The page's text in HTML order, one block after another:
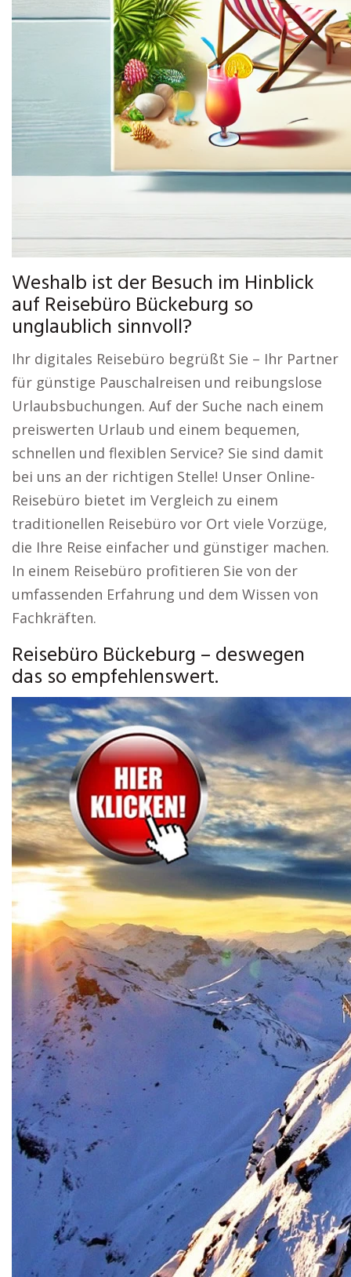
Weshalb ist der Besuch im Hinblick
auf Reisebüro Bückeburg so
unglaublich sinnvoll?
Ihr digitales Reisebüro begrüßt Sie – Ihr Partner
für günstige Pauschalreisen und reibungslose
Urlaubsbuchungen. Auf der Suche nach einem
preiswerten Urlaub und einem bequemen,
schnellen und flexiblen Service? Sie sind damit
bei uns an der richtigen Stelle! Unser Online-
Reisebüro bietet im Vergleich zu einem
traditionellen Reisebüro vor Ort viele Vorzüge,
die Ihre Reise einfacher und günstiger machen.
In einem Reisebüro profitieren Sie von der
umfassenden Erfahrung und dem Wissen von
Fachkräften.
Reisebüro Bückeburg – deswegen
das so empfehlenswert.